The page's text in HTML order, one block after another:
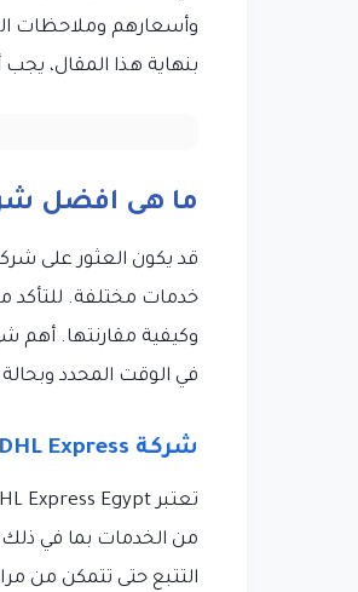
وأسعارهم وملاحظات
بنهاية هذا المقال،
ما هى افضل
قد يكون العثور على
خدمات مختلفة.
وكيفية مقارنتها. أهم
في الوقت المحدد
شركة DHL Express
التتبع حتى تتمكن من